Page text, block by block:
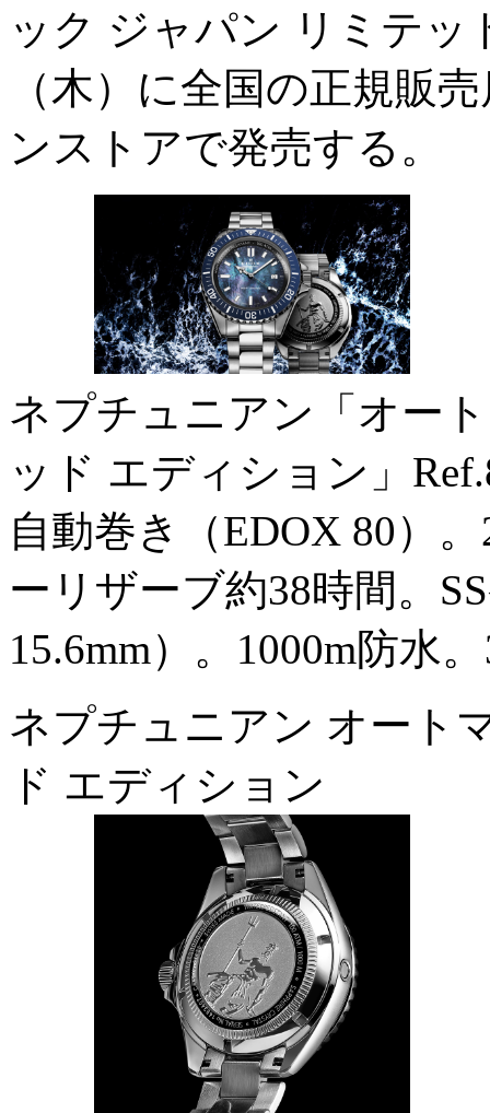
ック ジャパン リミテッ
（木）に全国の正規販
ンストアで発売する。
ネプチュニアン「オー
ッド エディション」
自動巻き（EDOX 80）
ーリザーブ約38時間。
15.6mm）。1000m防水
ネプチュニアン オート
ド エディション